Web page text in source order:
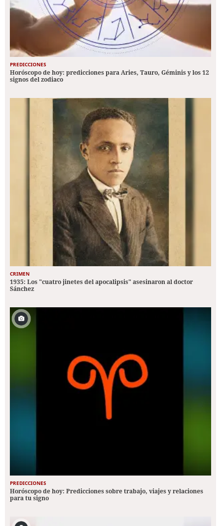
PREDICCIONES
Horóscopo de hoy: predicciones para Aries, Tauro, Géminis y los 12
signos del zodiaco
CRIMEN
1935: Los "cuatro jinetes del apocalipsis" asesinaron al doctor
Sánchez
PREDICCIONES
Horóscopo de hoy: Predicciones sobre trabajo, viajes y relaciones
para tu signo